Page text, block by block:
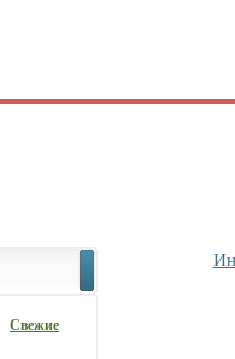
Свежие